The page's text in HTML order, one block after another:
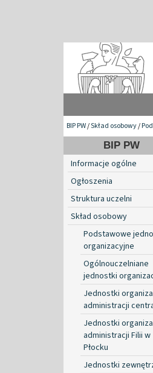
BIP PW/Skład osobowy/
BIP PW
Informacje ogólne
Ogłoszenia
Struktura uczelni
Skład osobowy
Podstawowe
organizacyjne
Ogólnouczelniane
jednostki
Jednostki
administracji
Jednostki
administracji Filii w
Płocku
Jednostki